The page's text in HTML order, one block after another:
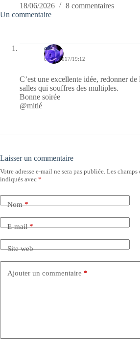
18/06/2026
8 commentaires
Un commentaire
covix
08/04/2017/19:12
C’est une excellente idée, redonner
salles qui souffres des multiples.
Bonne soirée
@mitié
Laisser un commentaire
Votre adresse e-mail ne sera pas publiée. Les
indiqués avec *
Nom*
E-mail*
Site web
Ajouter un commentaire *